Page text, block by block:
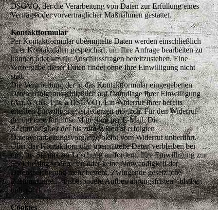
DSGVO, der die Verarbeitung von Daten zur Erfüllung eines
Vertrags oder vorvertraglicher Maßnahmen gestattet.
Kontaktformular
Per Kontaktformular übermittelte Daten werden einschließlich
Ihrer Kontaktdaten gespeichert, um Ihre Anfrage bearbeiten zu
können oder um für Anschlussfragen bereitzustehen. Eine
Weitergabe dieser Daten findet ohne Ihre Einwilligung nicht
statt.
Die Verarbeitung der in das Kontaktformular eingegebenen
Daten erfolgt ausschließlich auf Grundlage Ihrer Einwilligung
(Art. 6 Abs. 1 lit. a DSGVO). Ein Widerruf Ihrer bereits
erteilten Einwilligung ist jederzeit möglich. Für den Widerruf
genügt eine formlose Mitteilung per E-Mail. Die
Rechtmäßigkeit der bis zum Widerruf erfolgten
Datenverarbeitungsvorgänge bleibt vom Widerruf unberührt.
Über das Kontaktformular übermittelte Daten verbleiben bei
uns, bis Sie uns zur Löschung auffordern, Ihre Einwilligung zur
Speicherung widerrufen oder keine Notwendigkeit der
Datenspeicherung mehr besteht. Zwingende gesetzliche
Bestimmungen - insbesondere Aufbewahrungsfristen - bleiben
unberührt.
Cookies